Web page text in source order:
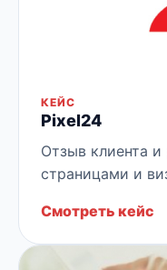
КЕЙС
Pixel24
Отзыв клиента
страницами и
Смотреть кейс